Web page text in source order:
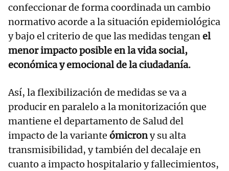
confeccionar de forma coordinada un cambio
normativo acorde a la situación epidemiológica
y bajo el criterio de que las medidas tenganel
menor impacto posible en la vida social,
económica y emocional de la ciudadanía.
Así, la flexibilización de medidas se va a
producir en paralelo a la monitorización que
mantiene el departamento de Salud del
impacto de la variante ómicrony su alta
transmisibilidad, y también del decalaje en
cuanto a impacto hospitalario y fallecimientos,